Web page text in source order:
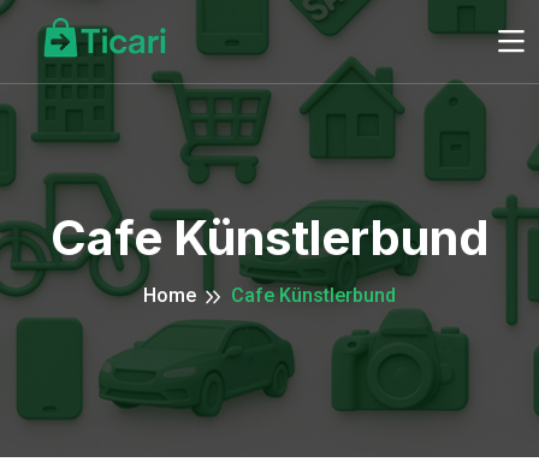
Cafe Künstlerbund
Home Cafe Künstlerbund